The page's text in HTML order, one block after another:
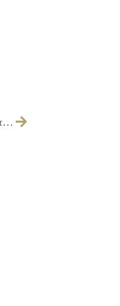
029/2017 – Σφράγιση του καταστήματος «Επιχείρηση λιανικής διάθεσης τροφίμων και ποτών» ιδιοκτησίας της εταιρείας «Ι. ΔΙΑΚΑΚΗΣ ΜΟΝ. Ι.Κ.Ε.», επί της οδού Ιλίου 3, στο Ίλιον, λόγω έλλειψης άδειας ίδρυσης και λειτουργίας